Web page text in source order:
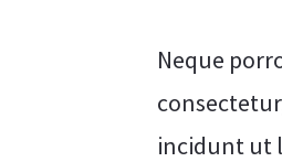
Neque
incidunt ut